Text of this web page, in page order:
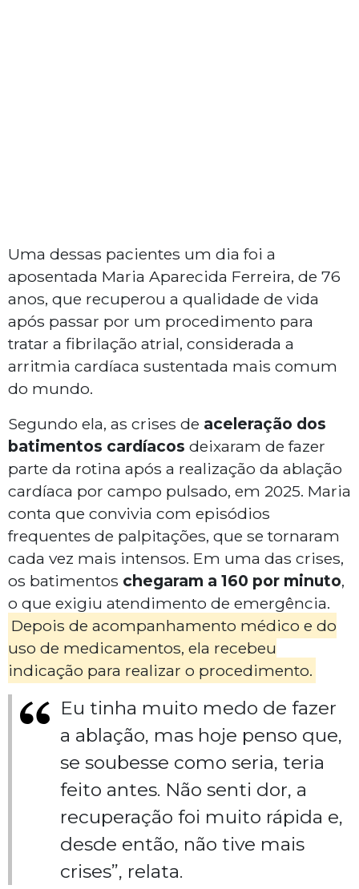
Uma dessas pacientes um dia foi a
aposentada Maria Aparecida Ferreira, de 76
anos, que recuperou a qualidade de vida
após passar por um procedimento para
tratar a fibrilação atrial, considerada a
arritmia cardíaca sustentada mais comum
do mundo.
Segundo ela, as crises de aceleração dos
batimentos cardíacos deixaram de fazer
parte da rotina após a realização da ablação
cardíaca por campo pulsado, em 2025. Maria
conta que convivia com episódios
frequentes de palpitações, que se tornaram
cada vez mais intensos. Em uma das crises,
os batimentos chegaram a 160 por minuto,
o que exigiu atendimento de emergência.
Depois de acompanhamento médico e do
uso de medicamentos, ela recebeu
indicação para realizar o procedimento.
Eu tinha muito medo de fazer
a ablação, mas hoje penso que,
se soubesse como seria, teria
feito antes. Não senti dor, a
recuperação foi muito rápida e,
desde então, não tive mais
crises”, relata.